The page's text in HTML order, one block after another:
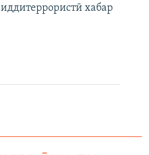
хабар